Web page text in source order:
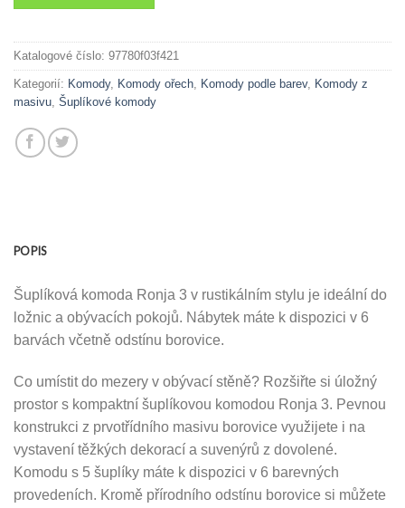
Katalogové číslo: 97780f03f421
Kategorií: Komody, Komody ořech Komody podle barev, Komody z
masivu Šuplíkové komody
POPIS
Šuplíková komoda Ronja 3 v rustikálním stylu je ideální do
ložnic a obývacích pokojů. Nábytek máte k dispozici v 6
barvách včetně odstínu borovice.
Co umístit do mezery v obývací stěně? Rozšiřte si úložný
prostor s kompaktní šuplíkovou komodou Ronja 3. Pevnou
konstrukci z prvotřídního masivu borovice využijete i na
vystavení těžkých dekorací a suvenýrů z dovolené.
Komodu s 5 šuplíky máte k dispozici v 6 barevných
provedeních. Kromě přírodního odstínu borovice si můžete